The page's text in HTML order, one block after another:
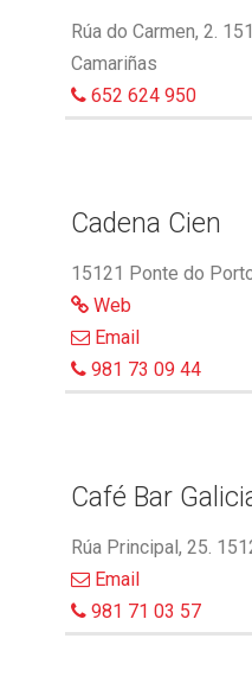
Rúa do Carmen, 2.
Camariñas
652 624 950
Cadena Cien
15121 Ponte do
Web
Email
981 73 09 44
Café Bar
Rúa Principal, 25.
Email
981 71 03 57